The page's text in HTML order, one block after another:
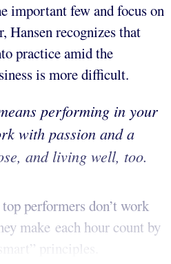
important few and focus on
Hansen recognizes that
practice amid the
is more difficult.
performing in your
with passion and a
and living well, too.
performers don’t work
make each hour count by
principles.